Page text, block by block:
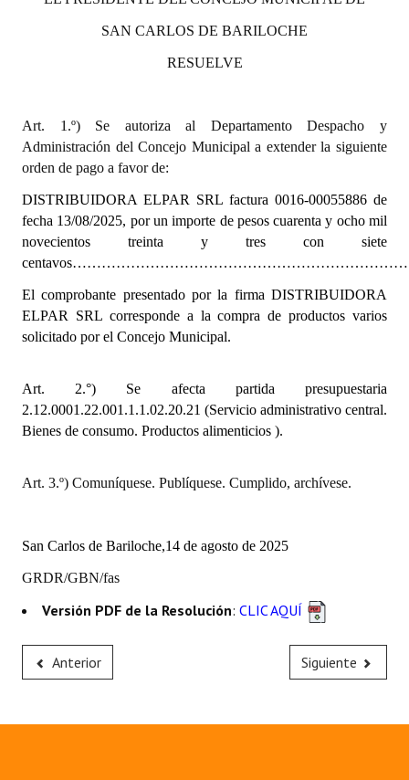
NORMATIVA
Resoluciones
Resoluciones de Presidencia
INSTITUCIONAL
Antiguos Pobladores
Noticias Destacadas
Registros y Distinciones
Premio al Mérito - Registro
Mujeres que Dejaron Huellas - Registro
Ciudadano Ilustre - Registro
Antiguos Pobladores - Registro
SAN CARLOS DE BARILOCHE
RESUELVE
Art. 1.º) Se autoriza al Departamento Despacho y
Administración del Concejo Municipal a extender la siguiente
orden de pago a favor de:
DISTRIBUIDORA ELPAR SRL factura 0016-00055886 de
fecha 13/08/2025, por un importe de pesos cuarenta y ocho mil
novecientos treinta y tres con siete
El comprobante presentado por la firma DISTRIBUIDORA
ELPAR SRL corresponde a la compra de productos varios
solicitado por el Concejo Municipal.
Art. 2.°) Se afecta partida presupuestaria
2.12.0001.22.001.1.1.02.20.21 (Servicio administrativo central.
Bienes de consumo. Productos alimenticios ).
Art. 3.º) Comuníquese. Publíquese. Cumplido, archívese.
San Carlos de Bariloche,14 de agosto de 2025
GRDR/GBN/fas
Versión PDF de la Resolución: CLIC AQUÍ
Anterior Siguiente